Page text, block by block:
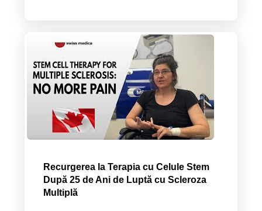
Recurgerea la Terapia cu Celule Stem
După 25 de Ani de Luptă cu Scleroza
Multiplă